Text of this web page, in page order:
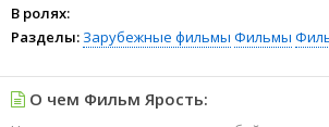
В ролях:
Разделы: Зарубежные фильмы Фильмы
О чем Фильм Ярость: